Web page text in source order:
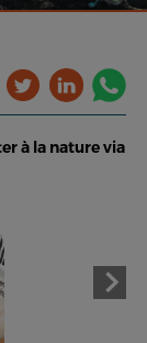
à la nature via